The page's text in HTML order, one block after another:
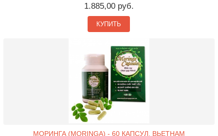
1.885,00 руб.
КУПИТЬ
МОРИНГА (MORINGA) - 60 КАПСУЛ. ВЬЕТНАМ